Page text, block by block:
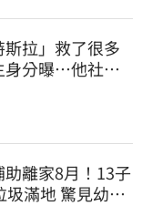
拉」救了很多
身分曝…他社群
離家8月！13子
圾滿地 驚見幼童